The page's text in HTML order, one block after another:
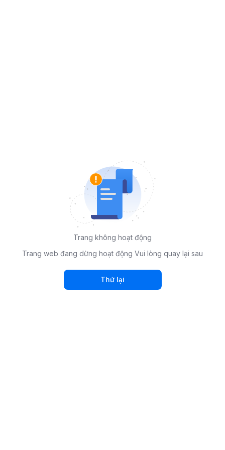
Trang không hoạt động
Trang web đang dừng hoạt động Vui lòng quay lại sau
Thử lại